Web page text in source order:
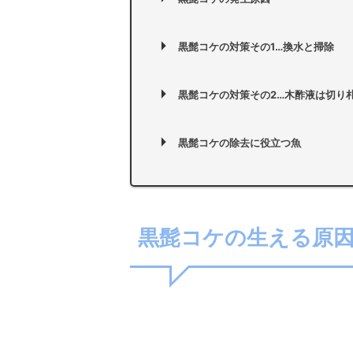
黒髭コケの対策その1…換水と掃除
黒髭コケの対策その2…木酢液は切り
黒髭コケの除去に役立つ魚
黒髭コケの生える原